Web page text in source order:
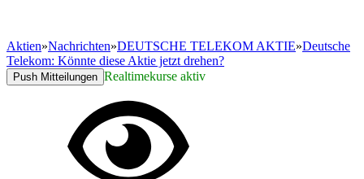
Aktien»Nachrichten»DEUTSCHE TELEKOM AKTIE»Deutsche
Telekom: Könnte diese Aktie jetzt drehen?
Push Mitteilungen Realtimekurse aktiv